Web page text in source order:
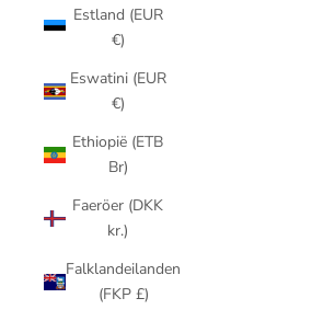
Estland (EUR
€)
Eswatini (EUR
€)
Ethiopië (ETB
Br)
Faeröer (DKK
kr.)
Falklandeilanden
(FKP £)